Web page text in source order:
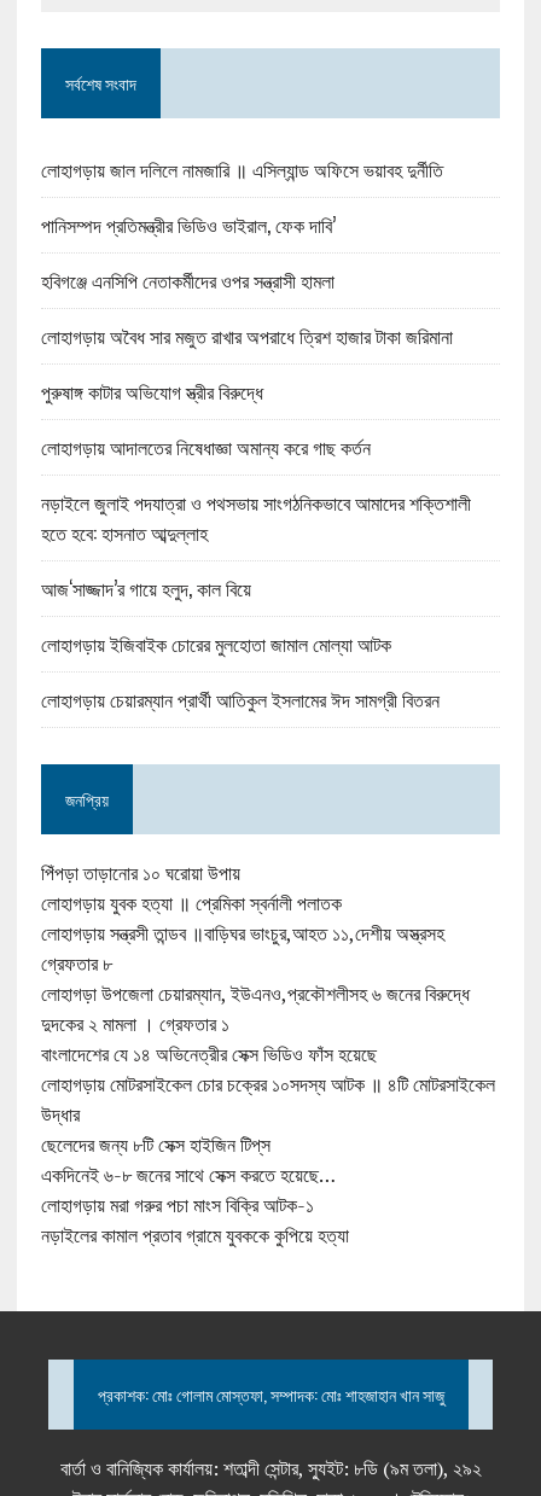
সর্বশেষ সংবাদ
লোহাগড়ায় জাল দলিলে নামজারি ॥ এসিল্যান্ড অফিসে ভয়াবহ দুর্নীতি
পানিসম্পদ প্রতিমন্ত্রীর ভিডিও ভাইরাল, ফেক দাবি’
হবিগঞ্জে এনসিপি নেতাকর্মীদের ওপর সন্ত্রাসী হামলা
লোহাগড়ায় অবৈধ সার মজুত রাখার অপরাধে ত্রিশ হাজার টাকা জরিমানা
পুরুষাঙ্গ কাটার অভিযোগ স্ত্রীর বিরুদ্ধে
লোহাগড়ায় আদালতের নিষেধাজ্ঞা অমান্য করে গাছ কর্তন
নড়াইলে জুলাই পদযাত্রা ও পথসভায় সাংগঠনিকভাবে আমাদের শক্তিশালী
হতে হবে: হাসনাত আব্দুল্লাহ
আজ‘সাজ্জাদ’র গায়ে হলুদ, কাল বিয়ে
লোহাগড়ায় ইজিবাইক চোরের মুলহোতা জামাল মোল্যা আটক
লোহাগড়ায় চেয়ারম্যান প্রার্থী আতিকুল ইসলামের ঈদ সামগ্রী বিতরন
জনপ্রিয়
পিঁপড়া তাড়ানোর ১০ ঘরোয়া উপায়
লোহাগড়ায় যুবক হত্যা ॥ প্রেমিকা স্বর্নালী পলাতক
লোহাগড়ায় সন্ত্রসী তান্ডব ॥বাড়িঘর ভাংচুর,আহত ১১,দেশীয় অস্ত্রসহ
গ্রেফতার ৮
লোহাগড়া উপজেলা চেয়ারম্যান, ইউএনও,প্রকৌশলীসহ ৬ জনের বিরুদ্ধে
দুদকের ২ মামলা । গ্রেফতার ১
বাংলাদেশের যে ১৪ অভিনেত্রীর সেক্স ভিডিও ফাঁস হয়েছে
লোহাগড়ায় মোটরসাইকেল চোর চক্রের ১০সদস্য আটক ॥ ৪টি মোটরসাইকেল
উদ্ধার
ছেলেদের জন্য ৮টি সেক্স হাইজিন টিপ্‌স
একদিনেই ৬-৮ জনের সাথে সেক্স করতে হয়েছে…
লোহাগড়ায় মরা গরুর পচা মাংস বিক্রি আটক-১
নড়াইলের কামাল প্রতাব গ্রামে যুবককে কুপিয়ে হত্যা
প্রকাশক: মোঃ গোলাম মোস্তফা, সম্পাদক: মোঃ শাহজাহান খান সাজু
বার্তা ও বানিজ্যিক কার্যালয়: শতাব্দী সেন্টার, স্যুইট: ৮ডি (৯ম তলা), ২৯২